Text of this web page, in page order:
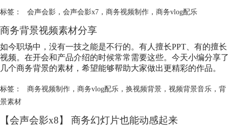
标签： 会声会影， 会声会影x7， 商务视频制作， 商务vlog配乐
商务背景视频素材分享
如今职场中，没有一技之能是不行的。有人擅长PPT、有的擅长
视频。在开会和产品介绍的时候常常需要这些。今天小编分享了
几个商务背景的素材，希望能够帮助大家做出更精彩的作品。
标签： 商务视频制作， 商务vlog配乐， 换视频背景， 视频背景音乐， 背
景素材
【会声会影x8】 商务幻灯片也能动感起来